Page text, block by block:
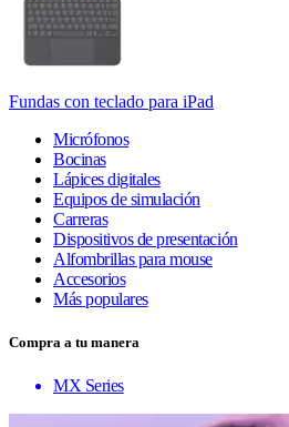
Fundas con teclado para iPad
Micrófonos
Bocinas
Lápices digitales
Equipos de simulación
Carreras
Dispositivos de presentación
Alfombrillas para mouse
Accesorios
Más populares
Compra a tu manera
MX Series